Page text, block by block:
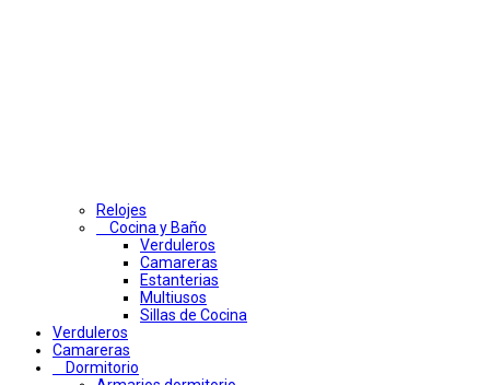
Relojes
Cocina y Baño
Verduleros
Camareras
Estanterias
Multiusos
Sillas de Cocina
Verduleros
Camareras
Dormitorio